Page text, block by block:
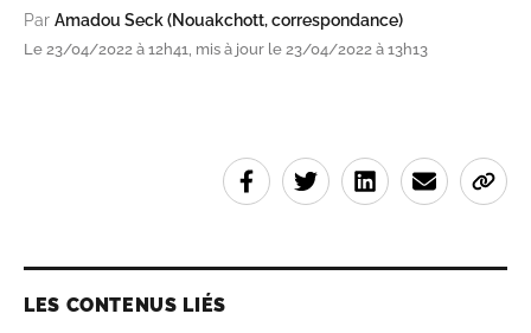
Par Amadou Seck (Nouakchott, correspondance)
Le 23/04/2022 à 12h41, mis à jour le 23/04/2022 à 13h13
LES CONTENUS LIÉS